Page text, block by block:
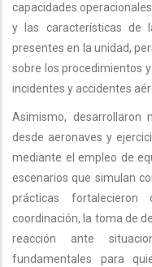
capacidades
y las características de
presentes en la unidad,
sobre los procedimientos
incidentes y accidentes
Asimismo, desarrollaron
desde aeronaves y
mediante el empleo de
escenarios que simulan
prácticas fortalecieron
coordinación, la toma de
reacción ante
fundamentales para